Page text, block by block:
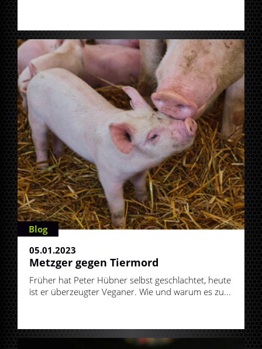
Blog
05.01.2023
Metzger gegen Tiermord
Früher hat Peter Hübner selbst geschlachtet, heute
ist er überzeugter Veganer. Wie und warum es zu...